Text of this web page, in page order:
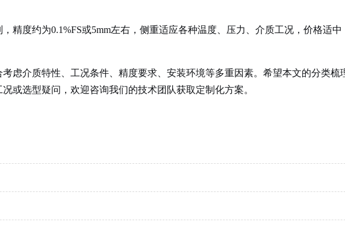
精度约为0.1%FS或5mm左右，侧重适应各种温度、压力、介质工况，价格适
考虑介质特性、工况条件、精度要求、安装环境等多重因素。希望本文的分类梳
或选型疑问，欢迎咨询我们的技术团队获取定制化方案。